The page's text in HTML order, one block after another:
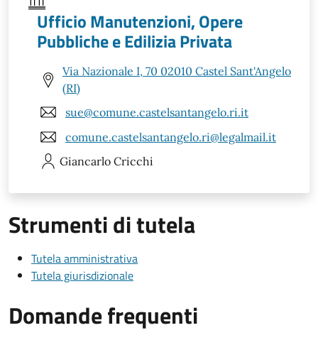
Ufficio Manutenzioni, Opere
Pubbliche e Edilizia Privata
Via Nazionale I, 70 02010 Castel Sant'Angelo
(RI)
sue@comune.castelsantangelo.ri.it
comune.castelsantangelo.ri@legalmail.it
Giancarlo Cricchi
Strumenti di tutela
Tutela amministrativa
Tutela giurisdizionale
Domande frequenti